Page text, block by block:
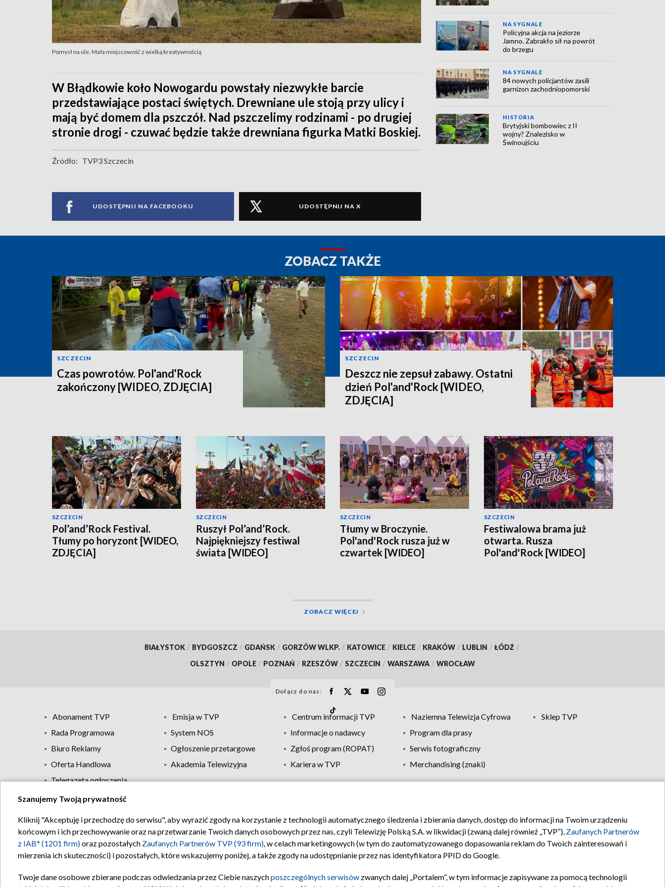
Pomysł na ule. Mała miejscowość z wielką kreatywnością
W Błądkowie koło Nowogardu powstały niezwykłe barcie
przedstawiające postaci świętych. Drewniane ule stoją przy ulicy i
mają być domem dla pszczół. Nad pszczelimy rodzinami - po drugiej
stronie drogi - czuwać będzie także drewniana figurka Matki Boskiej.
Źródło: TVP3 Szczecin
UDOSTĘPNIJ NA FACEBOOKU UDOSTĘPNIJ NA X
NA SYGNALE
Policyjna akcja na jeziorze
Jamno. Zabrakło sił na powrót
do brzegu
NA SYGNALE
84 nowych policjantów zasili
garnizon zachodniopomorski
HISTORIA
Brytyjski bombowiec z II
wojny? Znalezisko w
Świnoujściu
ZOBACZ TAKŻE
SZCZECIN
Czas powrotów. Pol'and'Rock
zakończony [WIDEO, ZDJĘCIA]
SZCZECIN
Deszcz nie zepsuł zabawy. Ostatni
dzień Pol'and'Rock [WIDEO,
ZDJĘCIA]
SZCZECIN
Pol’and’Rock Festival.
Tłumy po horyzont [WIDEO,
ZDJĘCIA]
SZCZECIN
Ruszył Pol’and’Rock.
Najpiękniejszy festiwal
świata [WIDEO]
SZCZECIN
Tłumy w Broczynie.
Pol'and'Rock rusza już w
czwartek [WIDEO]
SZCZECIN
Festiwalowa brama już
otwarta. Rusza
Pol'and'Rock [WIDEO]
ZOBACZ WIĘCEJ
BIAŁYSTOK / BYDGOSZCZ / GDAŃSK / GORZÓW WLKP. / KATOWICE / KIELCE / KRAKÓW / LUBLIN / ŁÓDŹ /
OLSZTYN / OPOLE / POZNAŃ / RZESZÓW / SZCZECIN / WARSZAWA / WROCŁAW
Dołącz do nas:
Abonament TVP Emisja w TVP Centrum informacji TVP Naziemna Telewizja Cyfrowa
Sklep TVP
Rada Programowa
System NOS Informacje o nadawcy
Program dla prasy
Biuro Reklamy
Ogłoszenie przetargowe Zgłoś program (ROPAT)
Serwis fotograficzny
Oferta Handlowa
Akademia Telewizyjna Kariera w TVP
Merchandising (znaki)
Telegazeta ogłoszenia
Regulamin TVP Polityka prywatności Moje zgody Pomoc Biuro reklamy Kontakt
Szanujemy Twoją prywatność
Kliknij "Akceptuję i przechodzę do serwisu", aby wyrazić zgody na korzystanie z technologii automatycznego śledzenia i zbierania danych, dostęp do informacji na Twoim urządzeniu
końcowym i ich przechowywanie oraz na przetwarzanie Twoich danych osobowych przez nas, czyli Telewizję Polską S.A. w likwidacji (zwaną dalej również „TVP”), Zaufanych Partnerów
z IAB* (1201 firm)oraz pozostałych Zaufanych Partnerów TVP (93 firm), w celach marketingowych (w tym do zautomatyzowanego dopasowania reklam do Twoich zainteresowań i
mierzenia ich skuteczności) i pozostałych, które wskazujemy poniżej, a także zgody na udostępnianie przez nas identyfikatora PPID do Google.
Twoje dane osobowe zbierane podczas odwiedzania przez Ciebie naszychposzczególnych serwisów zwanych dalej „Portalem”, w tym informacje zapisywane za pomocą technologii